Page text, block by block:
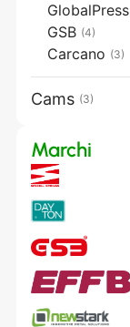
GlobalPress
GSB (4)
Carcano (3)
Cams (3)
Marchi